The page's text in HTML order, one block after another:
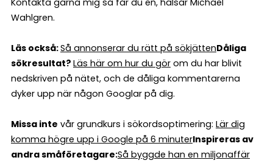
Kontakta gärna mig så får du en, hälsar Michael
Wahlgren.
Läs också:Så annonserar du rätt på sökjättenDåliga
sökresultat? Läs här om hur du gör om du har blivit
nedskriven på nätet, och de dåliga kommentarerna
dyker upp när någon Googlar på dig.
Missa inte vår grundkurs i sökordsoptimering: Lär dig
komma högre upp i Google på 6 minuterInspireras av
andra småföretagare:Så byggde han en miljonaffär